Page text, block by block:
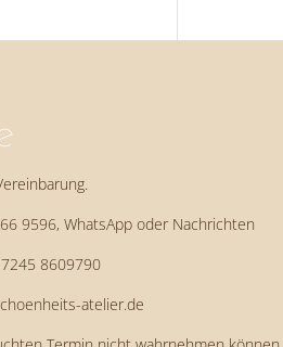
9596, WhatsApp oder Nachrichten
8609790
atelier.de